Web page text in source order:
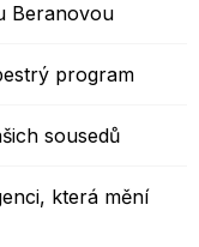
Beranovou
program
sousedů
která mění